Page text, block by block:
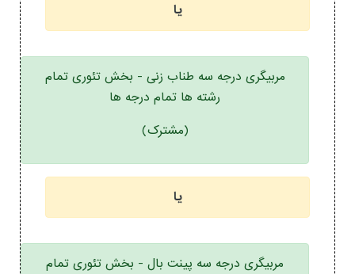
یا
مربیگری درجه سه طناب زنی - بخش تئوری تمام
رشته ها تمام درجه ها
(مشترک)
یا
مربیگری درجه سه پینت بال - بخش تئوری تمام